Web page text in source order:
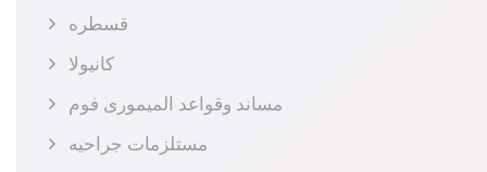
قسطره
كانيولا
مساند وقواعد الميمورى فوم
مستلزمات جراحيه